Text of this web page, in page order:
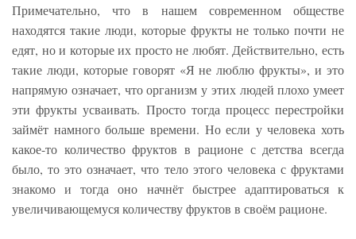
Примечательно, что в нашем современном обществе
находятся такие люди, которые фрукты не только почти не
едят, но и которые их просто не любят. Действительно, есть
такие люди, которые говорят «Я не люблю фрукты», и это
напрямую означает, что организм у этих людей плохо умеет
эти фрукты усваивать. Просто тогда процесс перестройки
займёт намного больше времени. Но если у человека хоть
какое-то количество фруктов в рационе с детства всегда
было, то это означает, что тело этого человека с фруктами
знакомо и тогда оно начнёт быстрее адаптироваться к
увеличивающемуся количеству фруктов в своём рационе.